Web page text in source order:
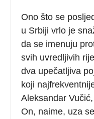
Ono što se
u Srbiji vrlo je
da se imenuju
svih uvredljivih
dva upečatljiva
koji
Aleksandar
On, naime, uza